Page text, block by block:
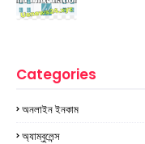
Categories
অনলাইন ইনকাম
অ্যাম্বুলেন্স